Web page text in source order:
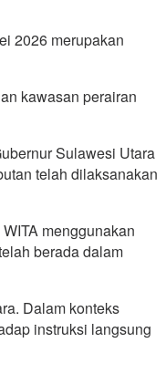
2026 merupakan
kawasan perairan
Sulawesi Utara
telah dilaksanakan
menggunakan
berada dalam
Dalam konteks
instruksi langsung